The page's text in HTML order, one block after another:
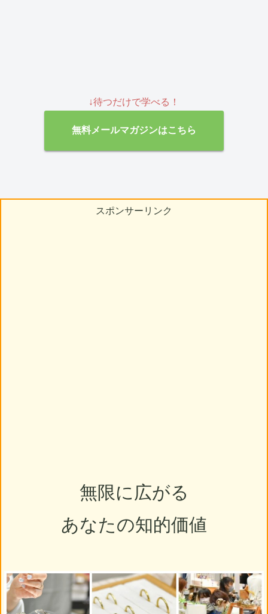
↓待つだけで学べる！
無料メールマガジンはこちら
スポンサーリンク
無限に広がる
あなたの知的価値